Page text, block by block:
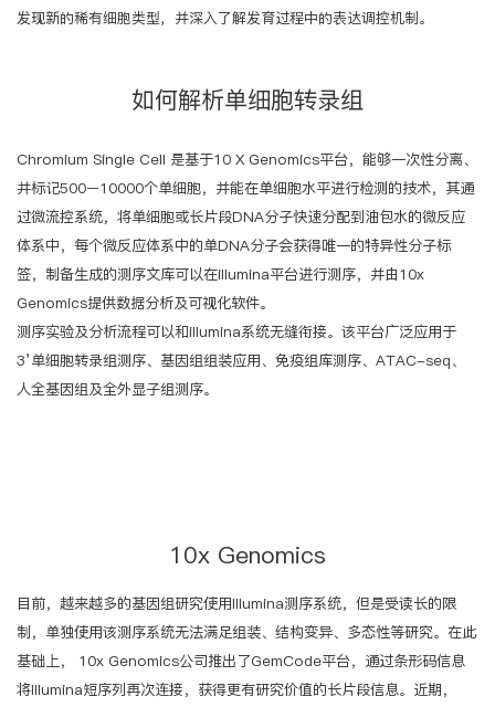
发现新的稀有细胞类型，并深入了解发育过程中的表达调控机制。
如何解析单细胞转录组
Chromium Single Cell 是基于10 X Genomics平台，能够一次性分离、
并标记500–10000个单细胞，并能在单细胞水平进行检测的技术，其通
过微流控系统，将单细胞或长片段DNA分子快速分配到油包水的微反应
体系中，每个微反应体系中的单DNA分子会获得唯一的特异性分子标
签，制备生成的测序文库可以在illumina平台进行测序，并由10x
Genomics提供数据分析及可视化软件。
测序实验及分析流程可以和illumina系统无缝衔接。该平台广泛应用于
3’单细胞转录组测序、基因组组装应用、免疫组库测序、ATAC-seq、
人全基因组及全外显子组测序。
10x Genomics
目前，越来越多的基因组研究使用Illumina测序系统，但是受读长的限
制，单独使用该测序系统无法满足组装、结构变异、多态性等研究。在此
基础上， 10x Genomics公司推出了GemCode平台，通过条形码信息
将Illumina短序列再次连接，获得更有研究价值的长片段信息。近期，